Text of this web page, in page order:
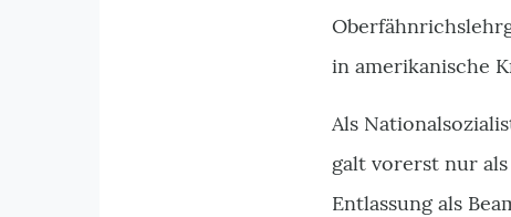
in amerikanische
Als
galt vorerst nur
Entlassung als